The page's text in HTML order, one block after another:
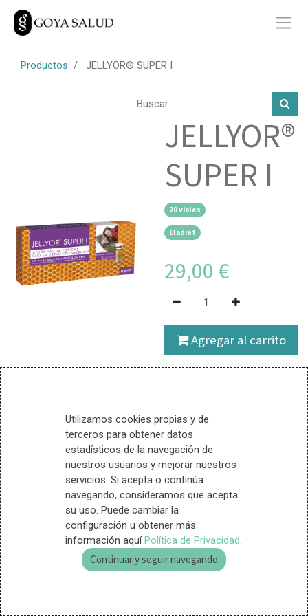
Utilizamos cookies propias y de
terceros para obtener datos
estadísticos de la navegación de
nuestros usuarios y mejorar nuestros
servicios. Si acepta o continúa
navegando, consideramos que acepta
su uso. Puede cambiar la
configuración u obtener más
información aquíPolítica de Privacidad.
Continuar y seguir navegando
Productos JELLYOR® SUPER I
JELLYOR®
SUPER I
20 viales
Eladiet
29,00 €
Agregar al carrito
Favorece las defensas de
l@s más pequeñ@s con
jalea real fresca, equinácea,
propóleo, papaya y vitamina
C.
Términos y condiciones
Entrega en 24 horas
Garantía de devolución (15
días)